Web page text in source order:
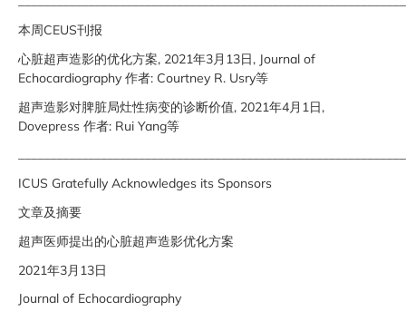
本周CEUS刊报
心脏超声造影的优化方案, 2021年3月13日, Journal of
Echocardiography 作者: Courtney R. Usry等
超声造影对脾脏局灶性病变的诊断价值, 2021年4月1日,
Dovepress 作者: Rui Yang等
ICUS Gratefully Acknowledges its Sponsors
文章及摘要
超声医师提出的心脏超声造影优化方案
2021年3月13日
Journal of Echocardiography